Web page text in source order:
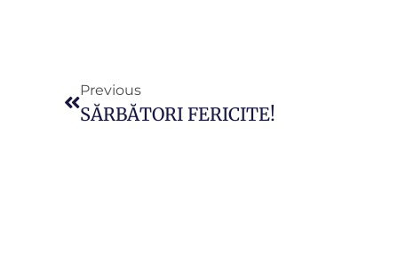
Previous
SĂRBĂTORI FERICITE!